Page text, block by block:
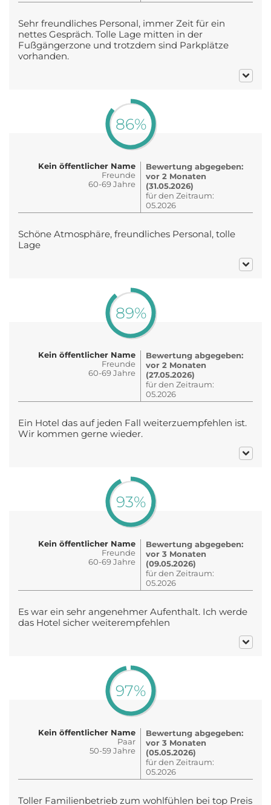
Sehr freundliches Personal, immer Zeit für ein
nettes Gespräch. Tolle Lage mitten in der
Fußgängerzone und trotzdem sind Parkplätze
vorhanden.
86%
Kein öffentlicher Name
Freunde
60-69 Jahre
Bewertung abgegeben:
vor 2 Monaten
(31.05.2026)
für den Zeitraum:
05.2026
Schöne Atmosphäre, freundliches Personal, tolle
Lage
89%
Kein öffentlicher Name
Freunde
60-69 Jahre
Bewertung abgegeben:
vor 2 Monaten
(27.05.2026)
für den Zeitraum:
05.2026
Ein Hotel das auf jeden Fall weiterzuempfehlen ist.
Wir kommen gerne wieder.
93%
Kein öffentlicher Name
Freunde
60-69 Jahre
Bewertung abgegeben:
vor 3 Monaten
(09.05.2026)
für den Zeitraum:
05.2026
Es war ein sehr angenehmer Aufenthalt. Ich werde
das Hotel sicher weiterempfehlen
97%
Kein öffentlicher Name
Paar
50-59 Jahre
Bewertung abgegeben:
vor 3 Monaten
(05.05.2026)
für den Zeitraum:
05.2026
Toller Familienbetrieb zum wohlfühlen bei top Preis